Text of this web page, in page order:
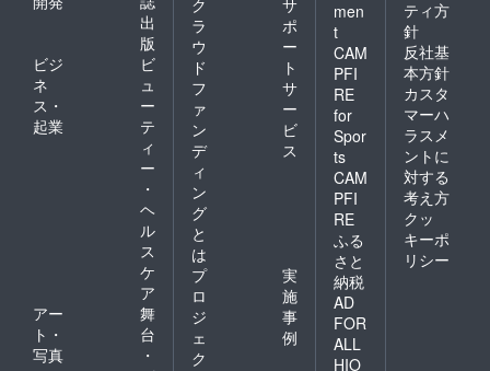
出
版
ビジ
ネ
ス・
起業
ビ
ュ
ー
テ
ィ
ー
・
ヘ
ル
ス
ケ
ア
アー
ト・
写真
舞
台
・
ク
ラ
ウ
ド
フ
ァ
ン
デ
ィ
ン
グ
と
は
サ
ポ
ー
ト
サ
ー
ビ
ス
プ
ロ
ジ
ェ
ク
実
施
事
例
men
t
CAM
PFI
RE
for
Spor
ts
CAM
PFI
RE
ふる
さと
納税
AD
FOR
ALL
HIO
ティ方
針
反社基
本方針
カスタ
マーハ
ラスメ
ントに
対する
考え方
クッ
キーポ
リシー